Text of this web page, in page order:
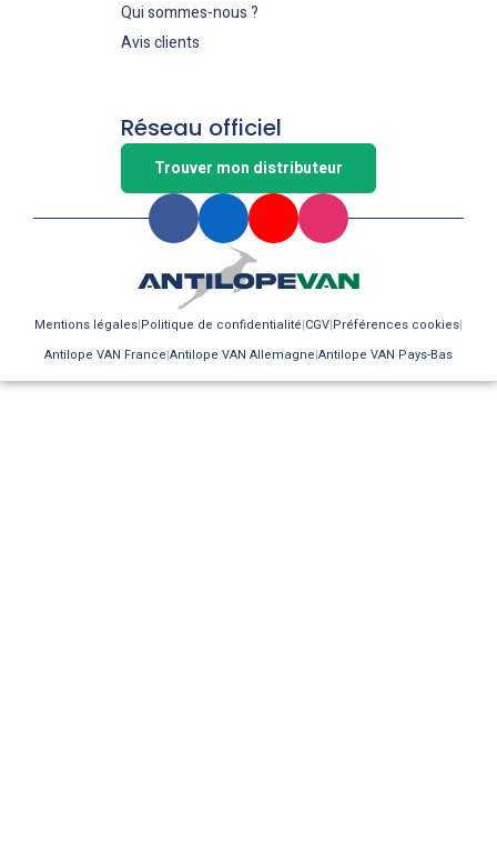
Qui sommes-nous ?
Avis clients
Réseau officiel
Trouver mon distributeur
Mentions légales Politique de confidentialité CGV Préférences cookies
Antilope VAN France Antilope VAN Allemagne Antilope VAN Pays-Bas